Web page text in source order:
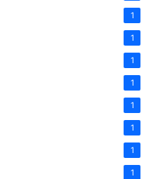
1
1
1
1
1
1
1
1